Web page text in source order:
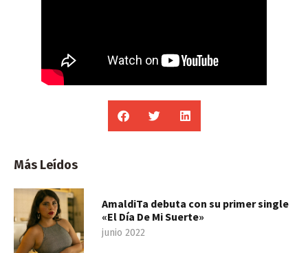
Más Leídos
AmaldiTa debuta con su primer single
«El Día De Mi Suerte»
junio 2022